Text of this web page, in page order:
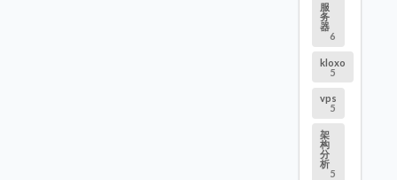
服
务
器
6
kloxo
5
vps
5
架
构
分
析
5